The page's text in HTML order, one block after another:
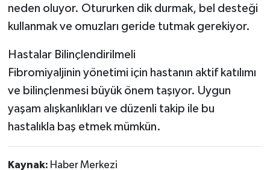
neden oluyor. Otururken dik durmak, bel desteği
kullanmak ve omuzları geride tutmak gerekiyor.
Hastalar Bilinçlendirilmeli
Fibromiyaljinin yönetimi için hastanın aktif katılımı
ve bilinçlenmesi büyük önem taşıyor. Uygun
yaşam alışkanlıkları ve düzenli takip ile bu
hastalıkla baş etmek mümkün.
Kaynak: Haber Merkezi